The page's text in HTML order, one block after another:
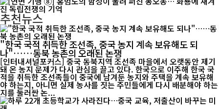
추천뉴스
"한국 국적 취득한 조선족, 중국 농지 계속 보유해도 되
나"……동북 농촌의 오래된 논쟁
[인터내셔널포커스] 중국 동북지역 조선족 마을에서 오랫동안 제기
돼 온 농지 문제가 다시 관심을 끌고 있다. 한국으로 이주해 한국 국
적을 취득한 조선족들이 중국에 남겨둔 농지와 주택을 계속 보유해
야 하는지, 아니면 실제 농사를 짓는 주민들에게 다시 배분해야 하는
지를 둘러싼 논...